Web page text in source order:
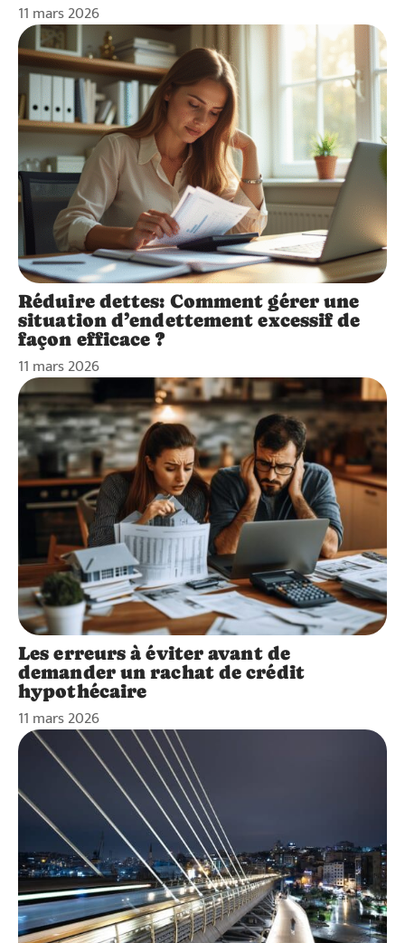
11 mars 2026
Réduire dettes: Comment gérer une
situation d’endettement excessif de
façon efficace ?
11 mars 2026
Les erreurs à éviter avant de
demander un rachat de crédit
hypothécaire
11 mars 2026